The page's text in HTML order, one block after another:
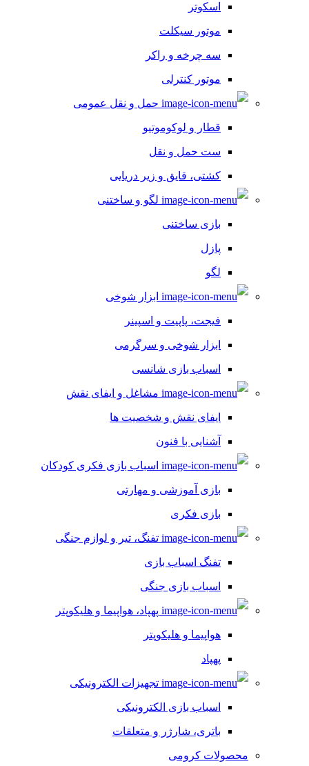
اسکوتر
موتور سیکلت
سه چرخه و راکر
موتور کنترلی
حمل و نقل عمومی
قطار و لوکوموتیو
ست حمل و نقل
کشتی، قایق و زیر دریایی
لگو و ساختنی
بازی ساختنی
پازل
لگو
ابزار شوخی
فیجت، پاپیت و اسپینر
ابزار شوخی و سرگرمی
اسباب بازی شانسی
مشاغل و ایفای نقش
ایفای نقش و شخصیت ها
آشنایی با فنون
اسباب بازی فکری کودکان
بازی آموزشی و مهارتی
بازی فکری
تفنگ، تیر و لوازم جنگی
تفنگ اسباب بازی
اسباب بازی جنگی
پهپاد، هواپیما و هلیکوپتر
هواپیما و هلیکوپتر
پهپاد
تجهیزات الکترونیکی
اسباب بازی الکترونیکی
باتری، شارژر و متعلقات
محصولات کرومی